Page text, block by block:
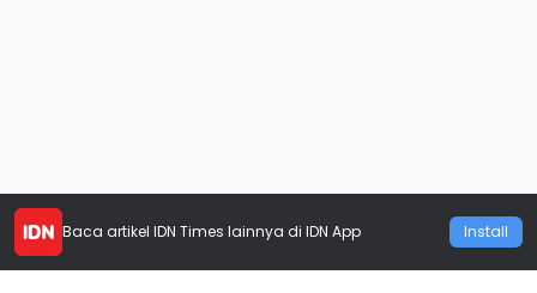
Baca artikel IDN Times lainnya di IDN App Install